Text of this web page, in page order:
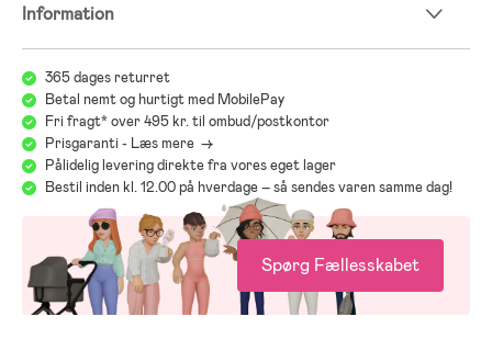
Information
365 dages returret
Betal nemt og hurtigt med MobilePay
Fri fragt* over 495 kr. til ombud/postkontor
Prisgaranti - Læs mere ->
Pålidelig levering direkte fra vores eget lager
Bestil inden kl. 12.00 på hverdage – så sendes varen samme dag!
Spørg Fællesskabet